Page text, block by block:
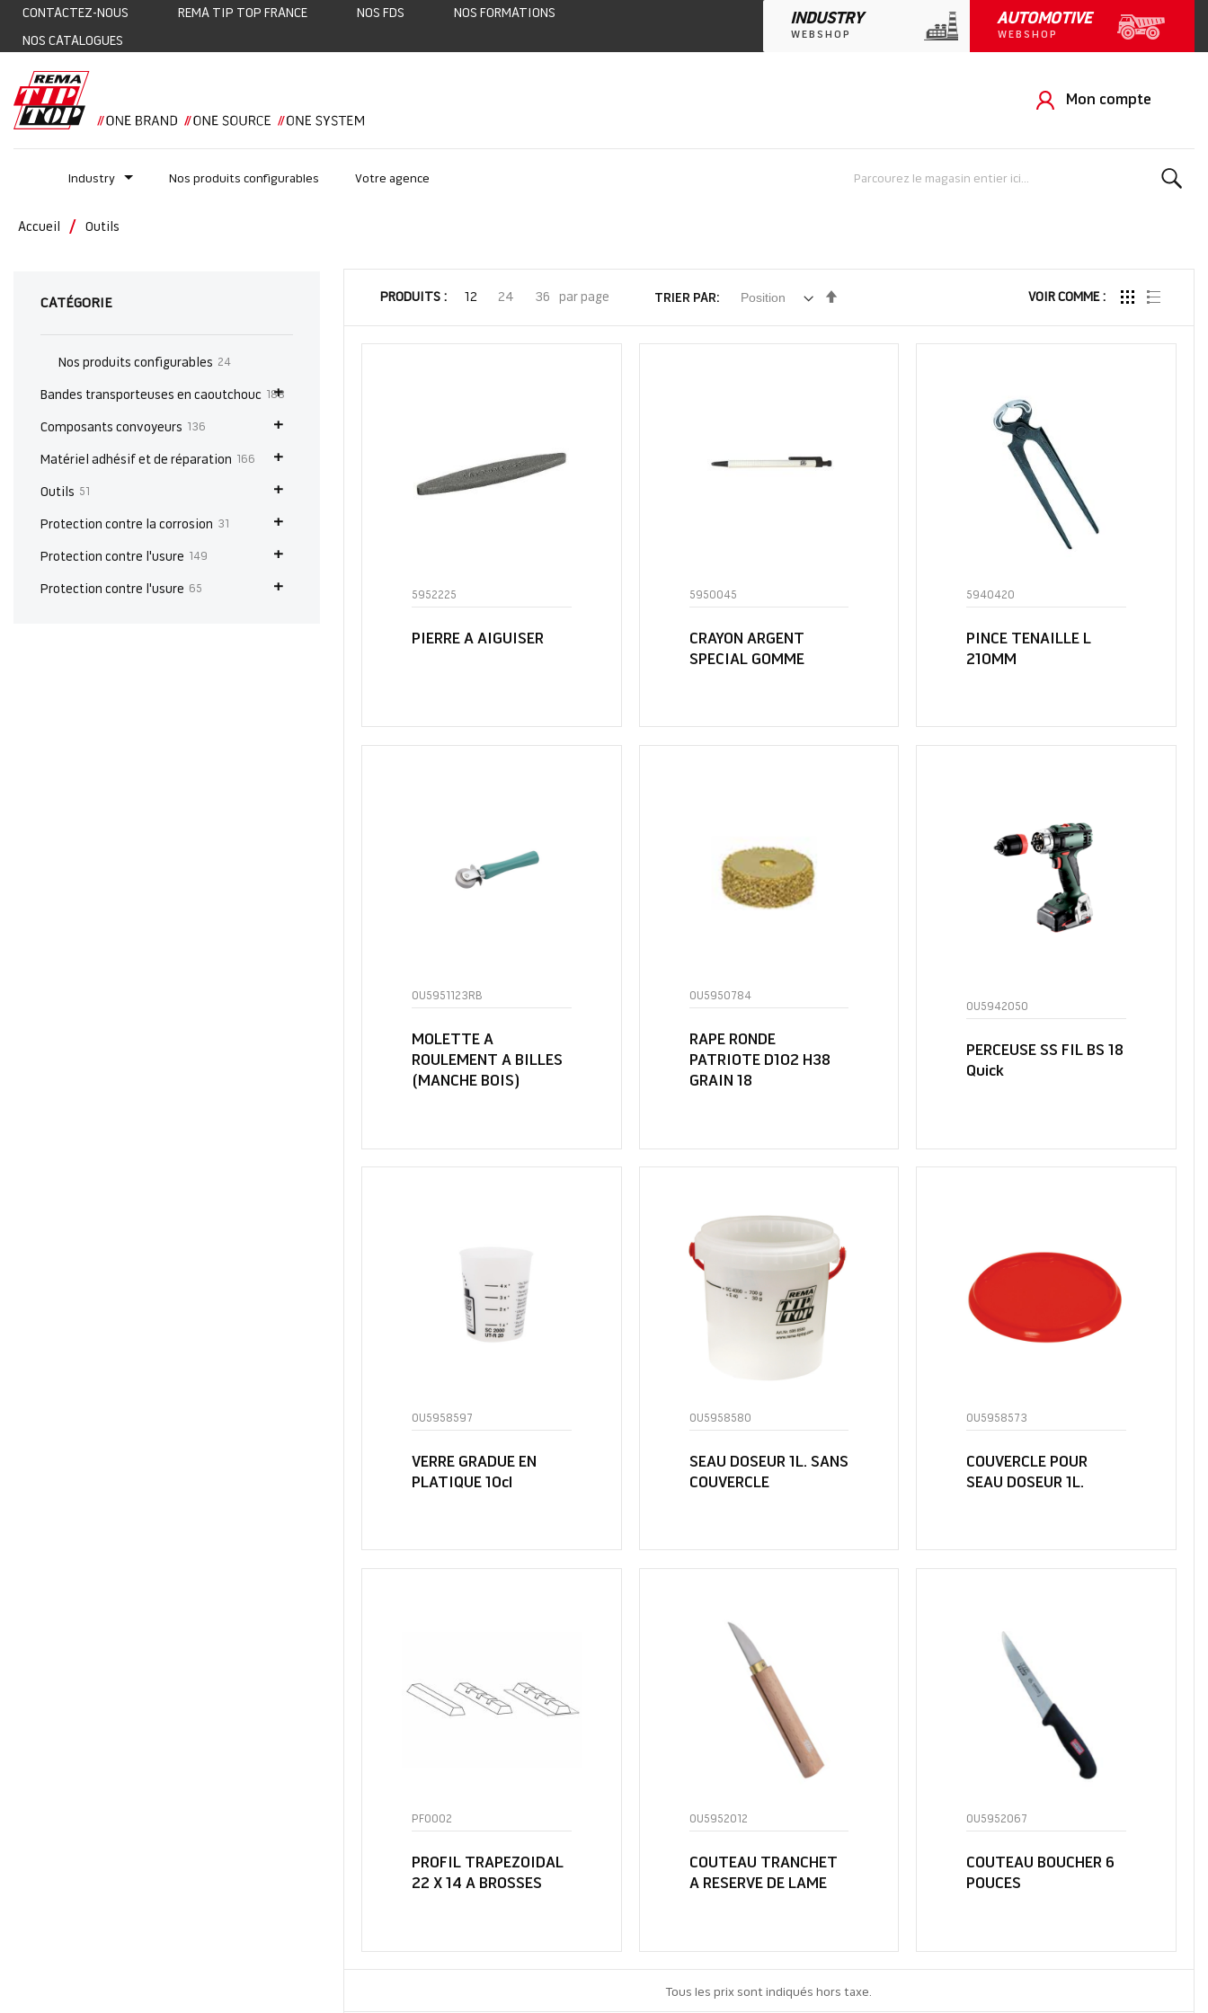
CONTACTEZ-NOUS REMA TIP TOP FRANCE NOS FDS NOS FORMATIONS
NOS CATALOGUES
INDUSTRY
WEBSHOP
AUTOMOTIVE
WEBSHOP
Mon compte
Industry Nos produits configurables Votre agence
Accueil Outils
OUTILS
PRODUITS 12 24 36 par page VOIR COMME
TRIER PAR
décroissant
5952225
PIERRE A AIGUISER
5950045
CRAYON ARGENT
SPECIAL GOMME
5940420
PINCE TENAILLE L
210MM
OU5951123RB
MOLETTE A
ROULEMENT A BILLES
(MANCHE BOIS)
OU5950784
RAPE RONDE
PATRIOTE D102 H38
GRAIN 18
OU5942050
PERCEUSE SS FIL BS 18
Quick
OU5958597
VERRE GRADUE EN
PLATIQUE 10cl
OU5958580
SEAU DOSEUR 1L. SANS
COUVERCLE
OU5958573
COUVERCLE POUR
SEAU DOSEUR 1L.
PF0002
PROFIL TRAPEZOIDAL
22 X 14 A BROSSES
OU5952012
COUTEAU TRANCHET
A RESERVE DE LAME
OU5952067
COUTEAU BOUCHER 6
POUCES
Tous les prix sont indiqués hors taxe.
CATÉGORIE
Nos produits configurables 24articles
Bandes transporteuses en caoutchouc 188
Composants convoyeurs 136
Matériel adhésif et de réparation 166 articles
Outils 51
Protection contre la corrosion 31
Protection contre l'usure 149
Protection contre l'usure 65